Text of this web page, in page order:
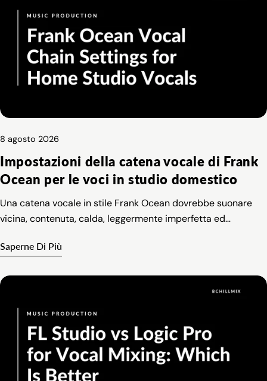
8 agosto 2026
Impostazioni della catena vocale di Frank
Ocean per le voci in studio domestico
Una catena vocale in stile Frank Ocean dovrebbe suonare
vicina, contenuta, calda, leggermente imperfetta ed
elaborata.
Saperne Di Più